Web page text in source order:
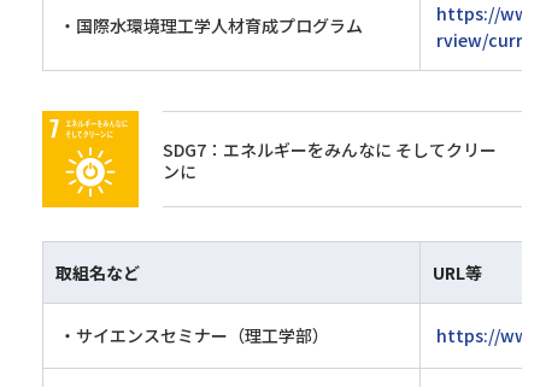
・国際水環境理工学人材育成プログラム
https://
rview/
SDG7：エネルギーをみんなに そしてクリー
ンに
取組名など URL等
・サイエンスセミナー（理工学部） https://